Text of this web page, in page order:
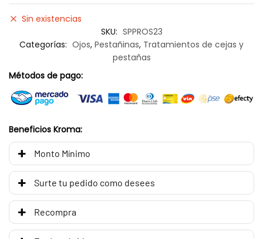
Sin existencias
SKU: SPPROS23
Categorías: Ojos, Pestañinas, Tratamientos de cejas y
pestañas
Métodos de pago:
Beneficios Kroma:
Monto Mínimo
Surte tu pedido como desees
Recompra